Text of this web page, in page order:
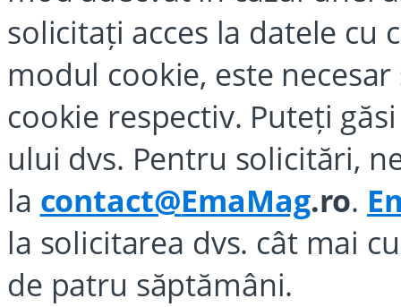
solicitați acces la datele cu
modul cookie, este
cookie respectiv. Puteți
ului dvs. Pentru solicitări,
la contact@EmaMag.ro.
la solicitarea dvs. cât mai
de patru săptămâni.